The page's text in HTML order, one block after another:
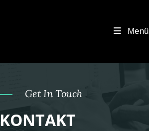
Menü
Get In Touch
KONTAKT